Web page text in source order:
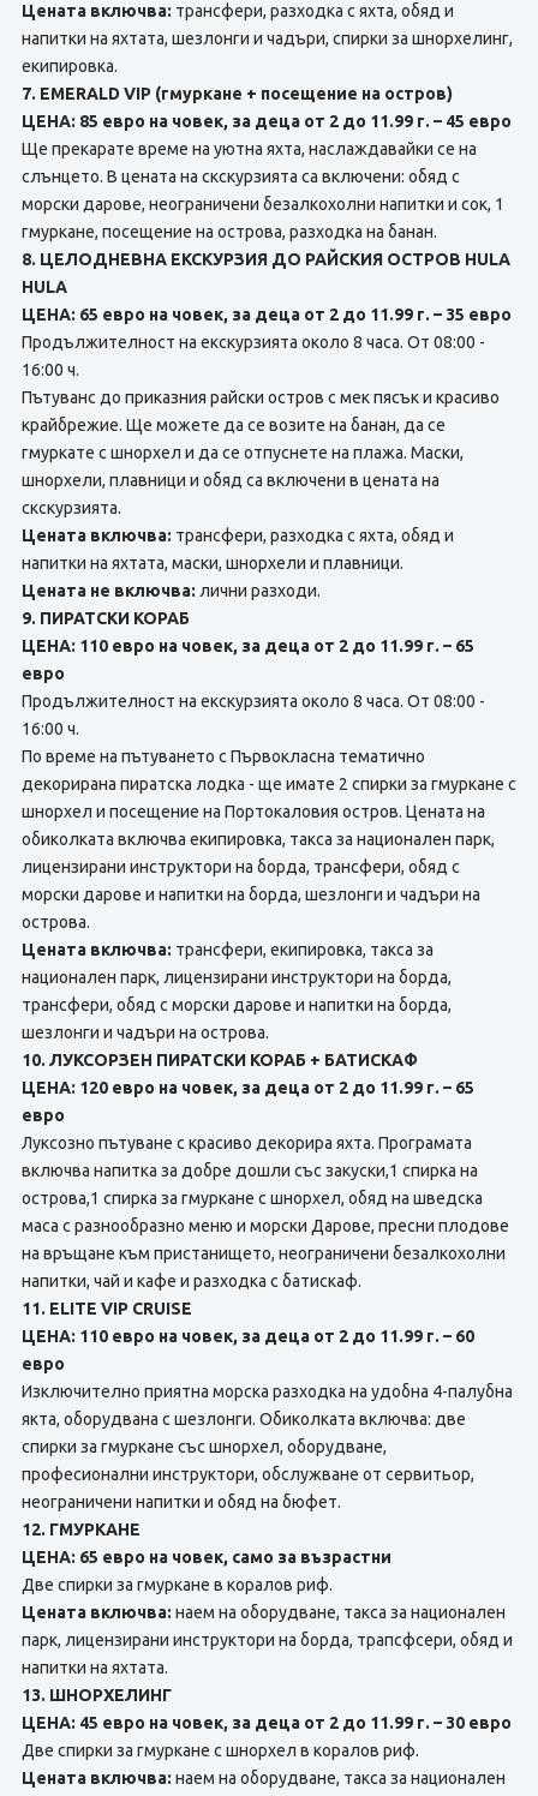
Цената включва: трансфери, разходка с яхта, обяд и
напитки на яхтата, шезлонги и чадъри, спирки за шнорхелинг,
екипировка.
7. EMERALD VIP (гмуркане + посещение на остров)
ЦЕНА: 85 евро на човек, за деца от 2 до 11.99 г. – 45 евро
Ще прекарате време на уютна яхта, наслаждавайки се на
слънцето. В цената на скскурзията сa включени: обяд с
морски дарове, неограничени безалкохолни напитки и сок, 1
гмуркане, посещение на острова, разходка на банан.
8. ЦЕЛОДНЕВНА ЕКСКУРЗИЯ ДО РАЙСКИЯ ОСТРОВ HULA
HULA
ЦЕНА: 65 евро на човек, за деца от 2 до 11.99 г. – 35 евро
Продължителност на екскурзията около 8 часа. От 08:00 -
16:00 ч.
Пътуванс до приказния райски остров с мек пясък и красиво
крайбрежие. Ще можете да ce возите на банан, да ce
гмуркате с шнорхел и да ce отпуснете нa плажа. Маски,
шнорхели, плавници и обяд са включени в цената на
скскурзията.
Цената включва: трансфери, разходка с яхта, обяд и
напитки на яхтата, маски, шнорхели и плавници.
Цената не включва: лични разходи.
9. ПИРАТСКИ КОРАБ
ЦЕНА: 110 евро на човек, за деца от 2 до 11.99 г. – 65
евро
Продължителност на екскурзията около 8 часа. От 08:00 -
16:00 ч.
По време на пътуването с Първокласна тематично
декорирана пиратска лодка - ще имате 2 спирки за гмуркане с
шнорхел и посещение на Портокаловия остров. Цената на
обиколката включва екипировка, такса за национален парк,
лицензирани инструктори на борда, трансфери, обяд с
морски дарове и напитки на борда, шезлонги и чадъри на
острова.
Цената включва: трансфери, екипировка, такса за
национален парк, лицензирани инструктори на борда,
трансфери, обяд с морски дарове и напитки на борда,
шезлонги и чадъри на острова.
10. ЛУКСОРЗЕН ПИРАТСКИ КОРАБ + БАТИСКАФ
ЦЕНА: 120 евро на човек, за деца от 2 до 11.99 г. – 65
евро
Луксозно пътуване с красиво декорира яхта. Програмата
включва напитка за добре дошли със закуски,1 спирка на
острова,1 спирка за гмуркане с шнорхел, обяд на шведска
маса с разнообразно меню и морски Дарове, пресни плодове
на връщане към пристанището, неограничени безалкохолни
напитки, чай и кафе и разходка с батискаф.
11. ELITE VIP CRUISE
ЦЕНА: 110 евро на човек, за деца от 2 до 11.99 г. – 60
евро
Изключително приятна морска разходка на удобна 4-палубна
якта, оборудвана с шезлонги. Обиколката включва: две
спирки за гмуркане със шнорхел, оборудване,
професионални инструктори, обслужване от сервитьор,
неограничени напитки и обяд на бюфет.
12. ГМУРКАНЕ
ЦЕНА: 65 евро на човек, само за възрастни
Две спирки за гмуркане в коралов риф.
Цената включва: наем на оборудване, такса за национален
парк, лицензирани инструктори на борда, трапсфсери, обяд и
напитки на яхтата.
13. ШНОРХЕЛИНГ
ЦЕНА: 45 евро на човек, за деца от 2 до 11.99 г. – 30 евро
Две спирки за гмуркане с шнорхел в коралов риф.
Цената включва: наем на оборудване, такса за национален